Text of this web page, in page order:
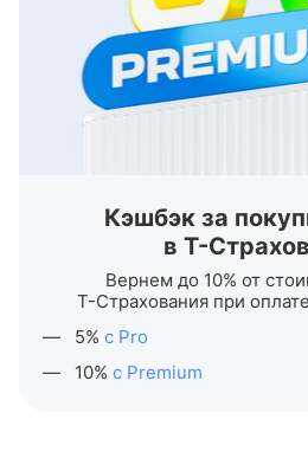
Кэшбэк за
в Т-
Вернем до 10% от
Т-Страхования при
5% с Pro
10% с Premium